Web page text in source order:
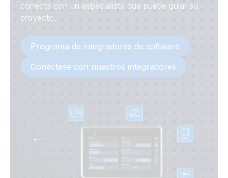
conecta con un especialista que puede guiar su
proyecto.
Programa de integradores de software
Conéctese con nuestros integradores